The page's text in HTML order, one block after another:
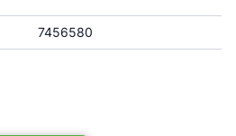
7456580